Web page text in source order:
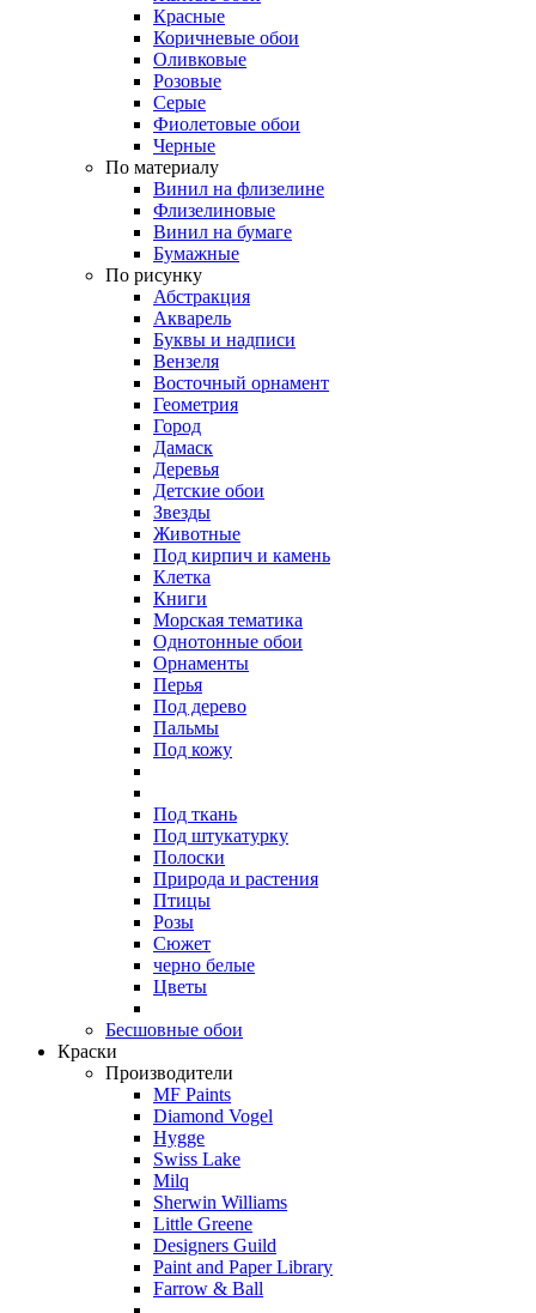
Красные
Коричневые обои
Оливковые
Розовые
Серые
Фиолетовые обои
Черные
По материалу
Винил на флизелине
Флизелиновые
Винил на бумаге
Бумажные
По рисунку
Абстракция
Акварель
Буквы и надписи
Вензеля
Восточный орнамент
Геометрия
Город
Дамаск
Деревья
Детские обои
Звезды
Животные
Под кирпич и камень
Клетка
Книги
Морская тематика
Однотонные обои
Орнаменты
Перья
Под дерево
Пальмы
Под кожу
Под ткань
Под штукатурку
Полоски
Природа и растения
Птицы
Розы
Сюжет
черно белые
Цветы
Бесшовные обои
Краски
Производители
MF Paints
Diamond Vogel
Hygge
Swiss Lake
Milq
Sherwin Williams
Little Greene
Designers Guild
Paint and Paper Library
Farrow & Ball